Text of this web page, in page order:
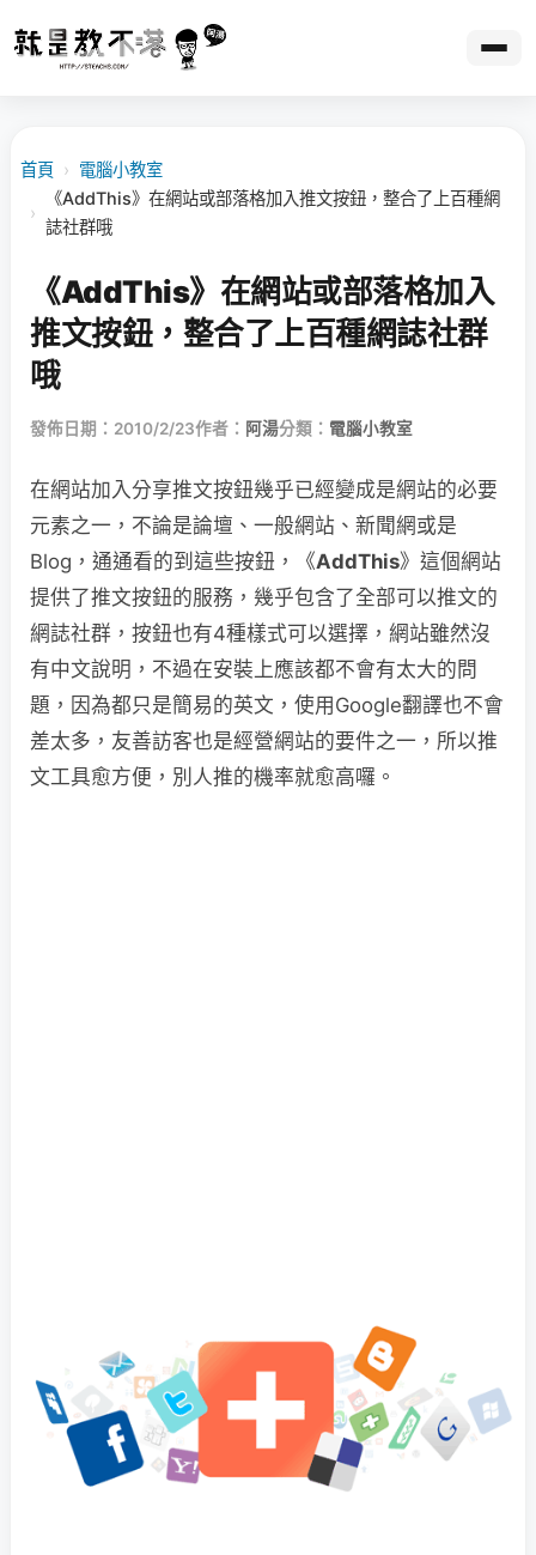
首頁 › 電腦小教室
›
《AddThis》在網站或部落格加入推文按鈕，整合了上百種網
誌社群哦
《AddThis》在網站或部落格加入
推文按鈕，整合了上百種網誌社群
哦
發佈日期：2010/2/23作者： 阿湯分類： 電腦小教室
在網站加入分享推文按鈕幾乎已經變成是網站的必要
元素之一，不論是論壇、一般網站、新聞網或是
Blog，通通看的到這些按鈕，《AddThis》這個網站
提供了推文按鈕的服務，幾乎包含了全部可以推文的
網誌社群，按鈕也有4種樣式可以選擇，網站雖然沒
有中文說明，不過在安裝上應該都不會有太大的問
題，因為都只是簡易的英文，使用Google翻譯也不會
差太多，友善訪客也是經營網站的要件之一，所以推
文工具愈方便，別人推的機率就愈高囉。